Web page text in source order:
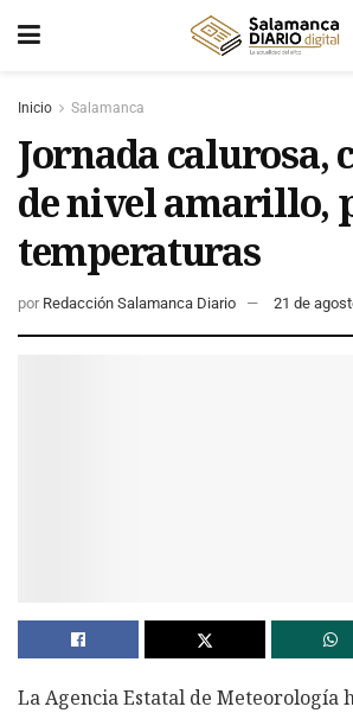
Inicio Salamanca
Jornada calurosa,
de nivel amarillo,
temperaturas
por Redacción Salamanca Diario 21 de
La Agencia Estatal de Meteorología